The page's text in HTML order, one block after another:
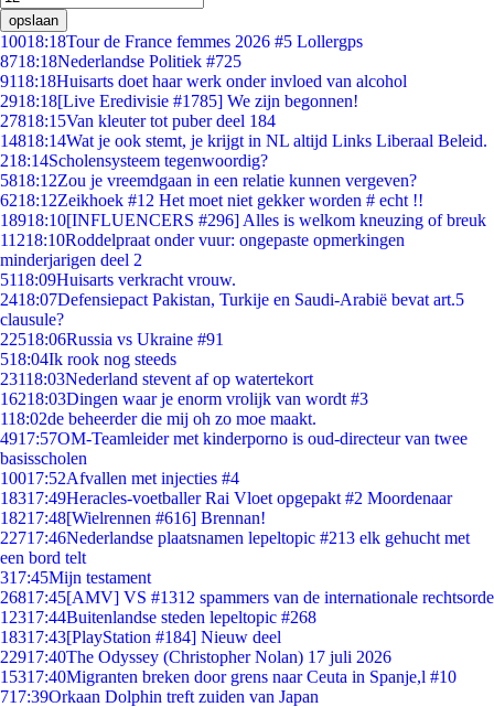
opslaan
10018:18Tour de France femmes 2026 #5 Lollergps
8718:18Nederlandse Politiek #725
9118:18Huisarts doet haar werk onder invloed van alcohol
2918:18[Live Eredivisie #1785] We zijn begonnen!
27818:15Van kleuter tot puber deel 184
14818:14Wat je ook stemt, je krijgt in NL altijd Links Liberaal Beleid.
218:14Scholensysteem tegenwoordig?
5818:12Zou je vreemdgaan in een relatie kunnen vergeven?
6218:12Zeikhoek #12 Het moet niet gekker worden # echt !!
18918:10[INFLUENCERS #296] Alles is welkom kneuzing of breuk
11218:10Roddelpraat onder vuur: ongepaste opmerkingen
minderjarigen deel 2
5118:09Huisarts verkracht vrouw.
2418:07Defensiepact Pakistan, Turkije en Saudi-Arabië bevat art.5
clausule?
22518:06Russia vs Ukraine #91
518:04Ik rook nog steeds
23118:03Nederland stevent af op watertekort
16218:03Dingen waar je enorm vrolijk van wordt #3
118:02de beheerder die mij oh zo moe maakt.
4917:57OM-Teamleider met kinderporno is oud-directeur van twee
basisscholen
10017:52Afvallen met injecties #4
18317:49Heracles-voetballer Rai Vloet opgepakt #2 Moordenaar
18217:48[Wielrennen #616] Brennan!
22717:46Nederlandse plaatsnamen lepeltopic #213 elk gehucht met
een bord telt
317:45Mijn testament
26817:45[AMV] VS #1312 spammers van de internationale rechtsorde
12317:44Buitenlandse steden lepeltopic #268
18317:43[PlayStation #184] Nieuw deel
22917:40The Odyssey (Christopher Nolan) 17 juli 2026
15317:40Migranten breken door grens naar Ceuta in Spanje,l #10
717:39Orkaan Dolphin treft zuiden van Japan